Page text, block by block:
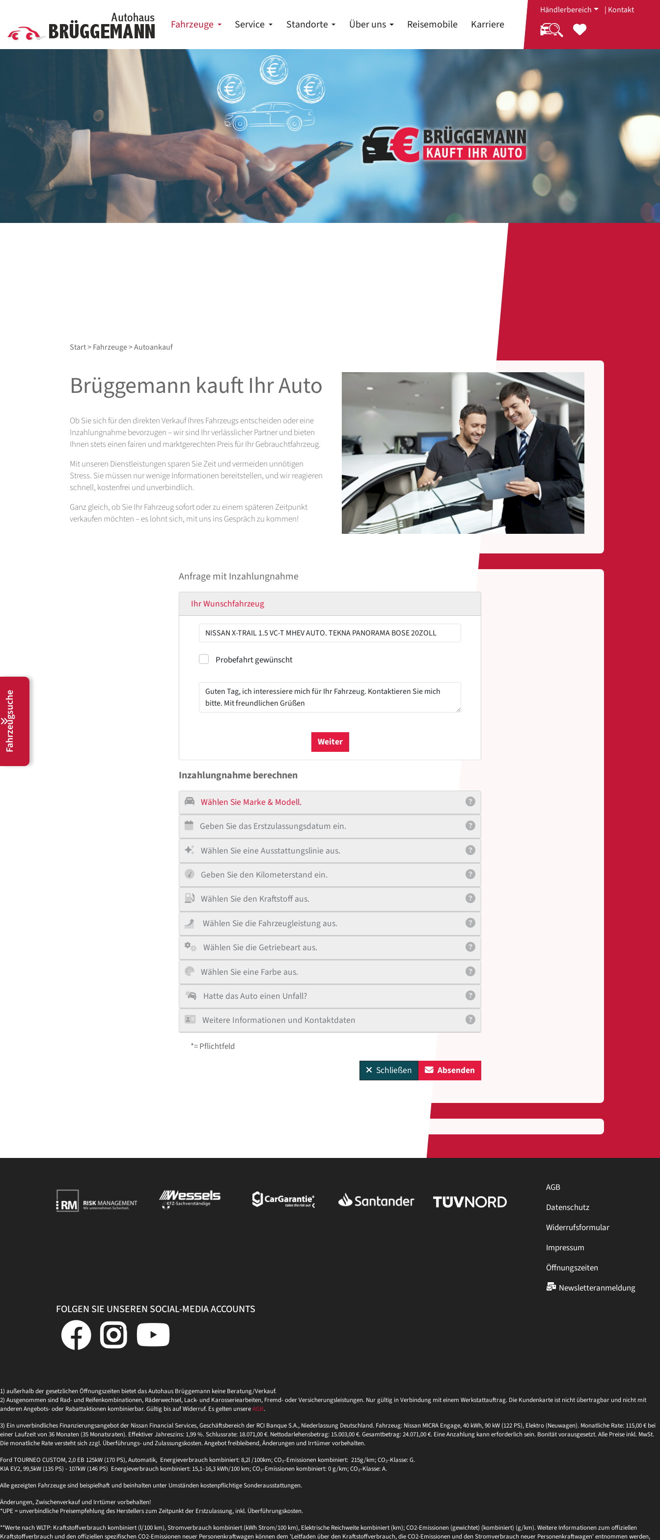
Fahrzeuge Service Standorte Über uns Reisemobile Karriere
Händlerbereich | Kontakt
Start>Fahrzeuge> Autoankauf
Brüggemann kauft Ihr Auto
Ob Sie sich für den direkten Verkauf Ihres Fahrzeugs entscheiden oder eine
Inzahlungnahme bevorzugen – wir sind Ihr verlässlicher Partner und bieten
Ihnen stets einen fairen und marktgerechten Preis für Ihr Gebrauchtfahrzeug.
Mit unseren Dienstleistungen sparen Sie Zeit und vermeiden unnötigen
Stress. Sie müssen nur wenige Informationen bereitstellen, und wir reagieren
schnell, kostenfrei und unverbindlich.
Ganz gleich, ob Sie Ihr Fahrzeug sofort oder zu einem späteren Zeitpunkt
verkaufen möchten – es lohnt sich, mit uns ins Gespräch zu kommen!
Anfrage mit Inzahlungnahme
Ihr Wunschfahrzeug
ProbefahrtProbefahrt gewünscht
Weiter
Inzahlungnahme berechnen
Wählen Sie Marke & Modell.
Geben Sie das Erstzulassungsdatum ein.
Wählen Sie eine Ausstattungslinie aus.
Geben Sie den Kilometerstand ein.
Wählen Sie den Kraftstoff aus.
Wählen Sie die Fahrzeugleistung aus.
Wählen Sie die Getriebeart aus.
Wählen Sie eine Farbe aus.
Hatte das Auto einen Unfall?
Weitere Informationen und Kontaktdaten
*= Pflichtfeld
Schließen Absenden
AGB
Datenschutz
Widerrufsformular
Impressum
Öffnungszeiten
Newsletteranmeldung
FOLGEN SIE UNSEREN SOCIAL-MEDIA ACCOUNTS
Fahrzeugsuche
1) außerhalb der gesetzlichen Öffnungszeiten bietet das Autohaus Brüggemann keine Beratung/Verkauf.
2) Ausgenommen sind Rad- und Reifenkombinationen, Räderwechsel, Lack- und Karosseriearbeiten, Fremd- oder Versicherungsleistungen. Nur gültig in Verbindung mit einem Werkstattauftrag. Die Kundenkarte ist nicht übertragbar und nicht mit
anderen Angebots- oder Rabattaktionen kombinierbar. Gültig bis auf Widerruf. Es gelten unsereAGB.
3) Ein unverbindliches Finanzierungsangebot der Nissan Financial Services, Geschäftsbereich der RCI Banque S.A., Niederlassung Deutschland. Fahrzeug: Nissan MICRA Engage, 40 kWh, 90 kW (122 PS), Elektro (Neuwagen). Monatliche Rate: 115,00 € bei
einer Laufzeit von 36 Monaten (35 Monatsraten). Effektiver Jahreszins: 1,99 %. Schlussrate: 18.071,00 €. Nettodarlehensbetrag: 15.003,00 €. Gesamtbetrag: 24.071,00 €. Eine Anzahlung kann erforderlich sein. Bonität vorausgesetzt. Alle Preise inkl. MwSt.
Die monatliche Rate versteht sich zzgl. Überführungs- und Zulassungskosten. Angebot freibleibend, Änderungen und Irrtümer vorbehalten.
Ford TOURNEO CUSTOM, 2,0 EB 125kW (170 PS), Automatik, Energieverbrauch kombiniert: 8,2l /100km; CO₂-Emissionen kombiniert: 215g/km; CO₂-Klasse: G.
KIA EV2, 99,5kW (135 PS) - 107kW (146 PS) Energieverbrauch kombiniert: 15,1–16,3 kWh/100 km; CO₂-Emissionen kombiniert: 0 g/km; CO₂-Klasse: A.
Alle gezeigten Fahrzeuge sind beispielhaft und beinhalten unter Umständen kostenpflichtige Sonderausstattungen.
Änderungen, Zwischenverkauf und Irrtümer vorbehalten!
*UPE = unverbindliche Preisempfehlung des Herstellers zum Zeitpunkt der Erstzulassung, inkl. Überführungskosten.
**Werte nach WLTP: Kraftstoffverbrauch kombiniert (l/100 km), Stromverbrauch kombiniert (kWh Strom/100 km), Elektrische Reichweite kombiniert (km); CO2-Emissionen (gewichtet) (kombiniert) (g/km). Weitere Informationen zum offiziellen
Kraftstoffverbrauch und den offiziellen spezifischen CO2-Emissionen neuer Personenkraftwagen können dem 'Leitfaden über den Kraftstoffverbrauch, die CO2-Emissionen und den Stromverbrauch neuer Personenkraftwagen' entnommen werden,